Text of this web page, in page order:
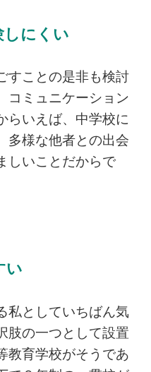
しにくい
すことの是非も検討
コミュニケーション
らいえば、中学校に
多様な他者との出会
しいことだからで
い
私としていちばん気
肢の一つとして設置
教育学校がそうであ